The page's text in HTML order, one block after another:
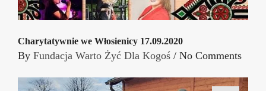
Charytatywnie we Włosienicy 17.09.2020
By Fundacja Warto Żyć Dla Kogoś / No Comments